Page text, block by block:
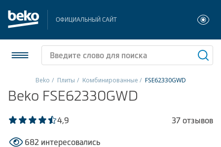
ОФИЦИАЛЬНЫЙ САЙТ
Холодильники и морозильники
Стиральные и сушильные машины
Посудомоечные машины
Beko Плиты Комбинированные FSE62330GWD
Beko FSE62330GWD
4,9 37 отзывов
682 интересовались